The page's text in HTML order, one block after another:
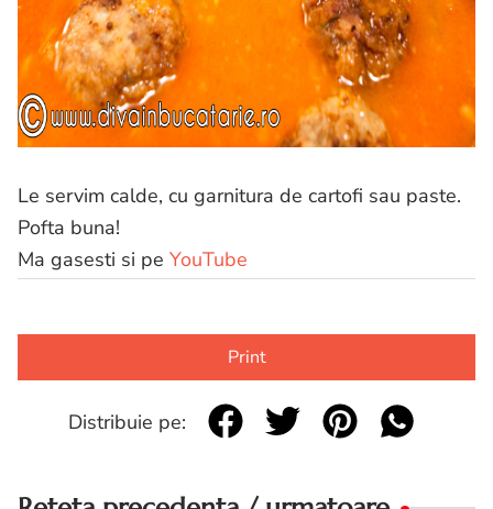
Le servim calde, cu garnitura de cartofi sau paste.
Pofta buna!
Ma gasesti si pe YouTube
Print
Distribuie pe: